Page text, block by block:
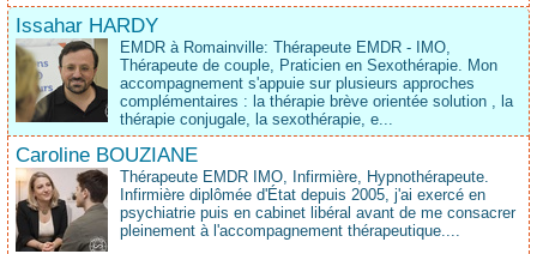
Issahar HARDY
EMDR à Romainville: Thérapeute EMDR - IMO,
Thérapeute de couple, Praticien en Sexothérapie. Mon
accompagnement s'appuie sur plusieurs approches
complémentaires : la thérapie brève orientée solution , la
thérapie conjugale, la sexothérapie, e...
Caroline BOUZIANE
Thérapeute EMDR IMO, Infirmière, Hypnothérapeute.
Infirmière diplômée d'État depuis 2005, j'ai exercé en
psychiatrie puis en cabinet libéral avant de me consacrer
pleinement à l'accompagnement thérapeutique....